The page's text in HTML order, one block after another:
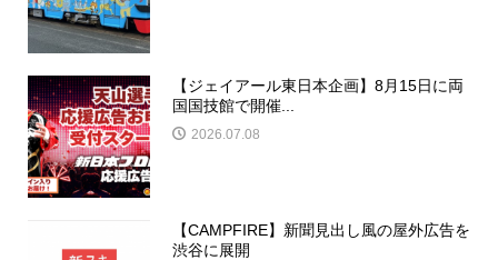
【ジェイアール東日本企画】8月15日に両
国国技館で開催...
2026.07.08
【CAMPFIRE】新聞見出し風の屋外広告を
渋谷に展開